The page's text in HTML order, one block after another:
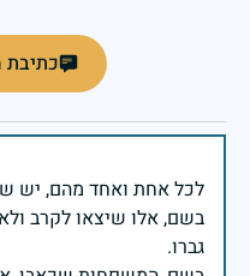
בשם, אלו שיצאו לקרב